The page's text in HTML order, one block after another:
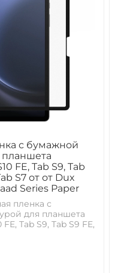
с бумажной
планшета
FE, Tab S9, Tab
S7 от от Dux
Series Paper
пленка с
для планшета
Tab S9, Tab S9 FE,